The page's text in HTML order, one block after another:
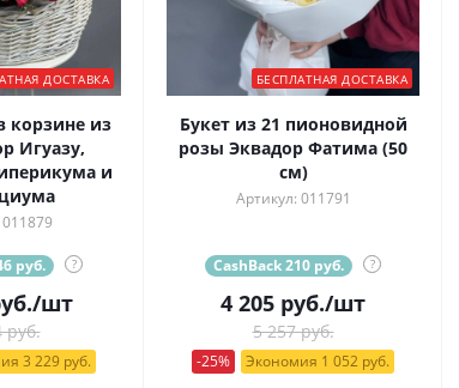
ДОСТАВКА
корзине из
Игуазу,
и
руб. ?
/шт
руб.
3 229 руб.
БЕСПЛАТНАЯ ДОСТАВКА
Букет из 21 пионовидной
розы Эквадор Фатима (50
см)
Артикул: 011791
CashBack 210 руб. ?
4 205 руб./шт
5 257 руб.
-25% Экономия 1 052 руб.